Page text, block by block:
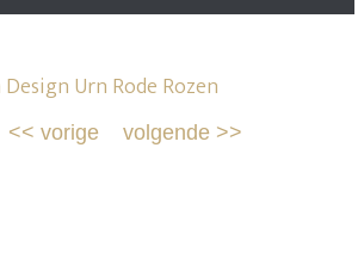
Urn Rode Rozen
volgende >>
<< vorige